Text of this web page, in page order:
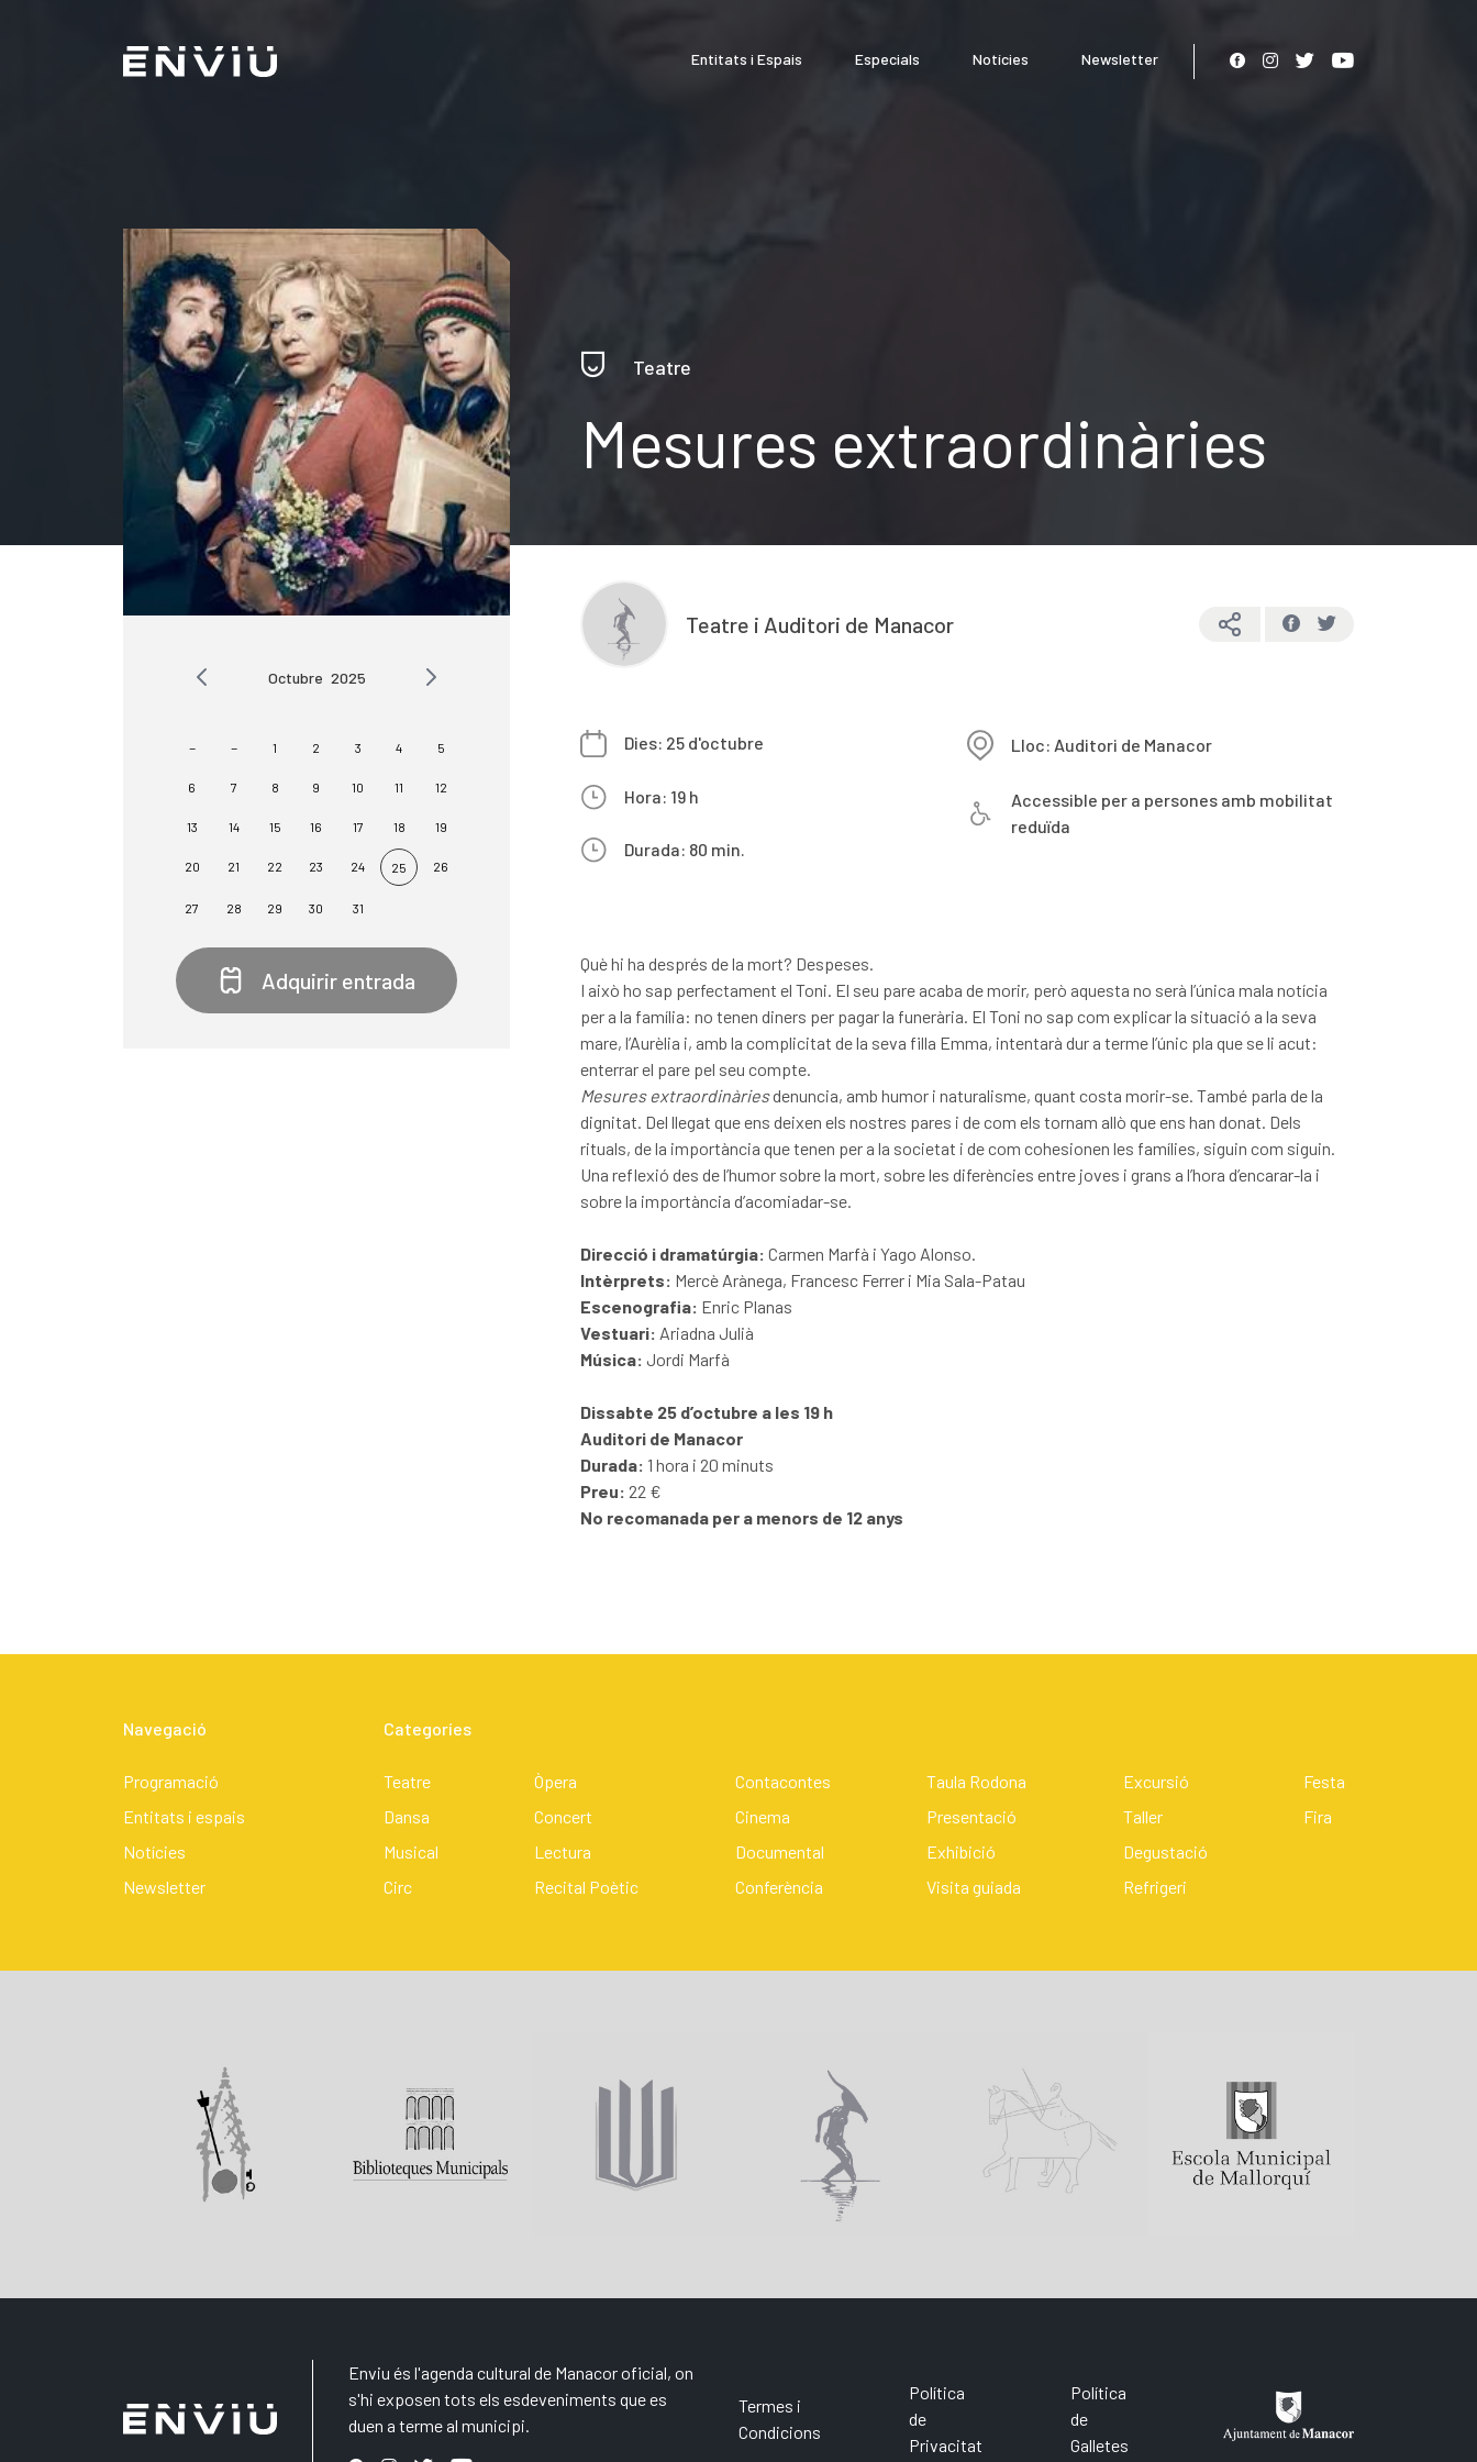
Entitats i Espais Especials Notícies Newsletter
Teatre
Mesures extraordinàries
Octubre 2025
- - 1 2 3 4 5
6 7 8 9 10 11 12
13 14 15 16 17 18 19
20 21 22 23 24 25 26
27 28 29 30 31
Adquirir entrada
Teatre i Auditori de Manacor
Dies: 25 d'octubre
Hora: 19 h
Durada: 80 min.
Lloc: Auditori de Manacor
Accessible per a persones amb mobilitat
reduïda
Què hi ha després de la mort? Despeses.
I això ho sap perfectament el Toni. El seu pare acaba de morir, però aquesta no serà l’única mala notícia
per a la família: no tenen diners per pagar la funerària. El Toni no sap com explicar la situació a la seva
mare, l’Aurèlia i, amb la complicitat de la seva filla Emma, intentarà dur a terme l’únic pla que se li acut:
enterrar el pare pel seu compte.
Mesures extraordinàriesdenuncia, amb humor i naturalisme, quant costa morir-se. També parla de la
dignitat. Del llegat que ens deixen els nostres pares i de com els tornam allò que ens han donat. Dels
rituals, de la importància que tenen per a la societat i de com cohesionen les famílies, siguin com siguin.
Una reflexió des de l’humor sobre la mort, sobre les diferències entre joves i grans a l’hora d’encarar-la i
sobre la importància d’acomiadar-se.
Direcció i dramatúrgia: Carmen Marfà i Yago Alonso.
Intèrprets: Mercè Arànega, Francesc Ferrer i Mia Sala-Patau
Escenografia: Enric Planas
Vestuari: Ariadna Julià
Música: Jordi Marfà
Dissabte 25 d’octubre a les 19 h
Auditori de Manacor
Durada: 1 hora i 20 minuts
Preu: 22 €
No recomanada per a menors de 12 anys
Navegació
Programació
Entitats i espais
Notícies
Newsletter
Categoríes
Teatre
Dansa
Musical
Circ
Òpera
Concert
Lectura
Recital Poètic
Contacontes
Cinema
Documental
Conferència
Taula Rodona
Presentació
Exhibició
Visita guiada
Excursió
Taller
Degustació
Refrigeri
Festa
Fira
Enviu és l'agenda cultural de Manacor oficial, on
s'hi exposen tots els esdeveniments que es
duen a terme al municipi.
Termes i
Condicions
Política
de
Privacitat
Política
de
Galletes